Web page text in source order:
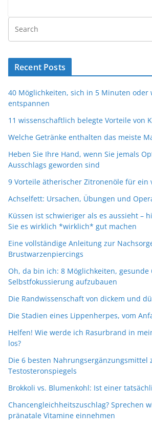
Recent Posts
40 Möglichkeiten, sich in 5 Minuten oder
entspannen
11 wissenschaftlich belegte Vorteile von
Welche Getränke enthalten das meiste
Heben Sie Ihre Hand, wenn Sie jemals
Ausschlags geworden sind
9 Vorteile ätherischer Zitronenöle für ein
Achselfett: Ursachen, Übungen und
Küssen ist schwieriger als es aussieht –
Sie es wirklich *wirklich* gut machen
Eine vollständige Anleitung zur
Brustwarzenpiercings
Oh, da bin ich: 8 Möglichkeiten,
Selbstfokussierung aufzubauen
Die Randwissenschaft von dickem und
Die Stadien eines Lippenherpes, vom
Helfen! Wie werde ich Rasurbrand in
los?
Die 6 besten Nahrungsergänzungsmittel
Testosteronspiegels
Brokkoli vs. Blumenkohl: Ist einer
Chancengleichheitszuschlag? Sprechen
pränatale Vitamine einnehmen